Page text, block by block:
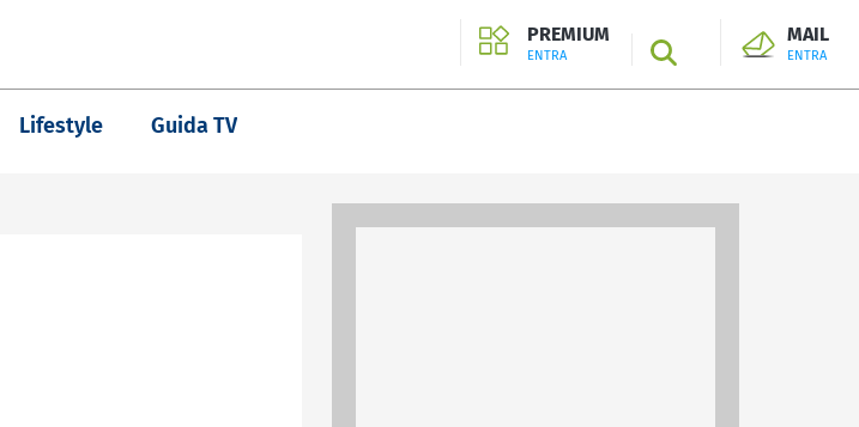
PREMIUM
ENTRA SEARCH
MAIL
ENTRA
Lifestyle Guida TV